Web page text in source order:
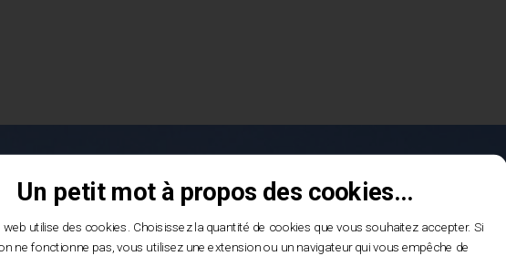
Un petit mot à propos des cookies...
utilise des cookies. Choisissez la quantité de cookies que vous souhaitez accepter. Si
ne fonctionne pas, vous utilisez une extension ou un navigateur qui vous empêche de